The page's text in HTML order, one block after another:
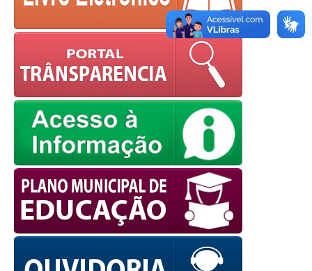
European Commission |
powered by WPCookiePro